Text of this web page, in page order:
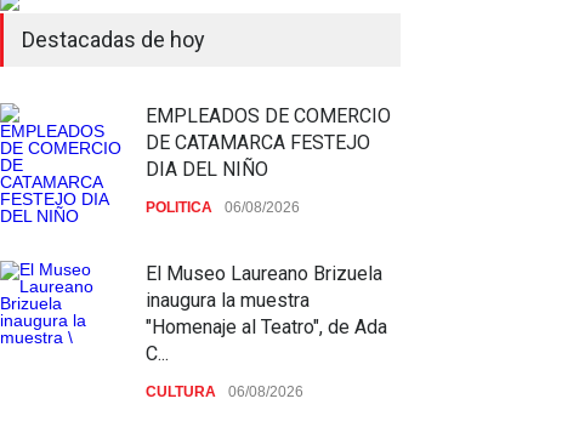
Destacadas de hoy
EMPLEADOS DE COMERCIO
DE CATAMARCA FESTEJO
DIA DEL NIÑO
POLITICA 06/08/2026
El Museo Laureano Brizuela
inaugura la muestra
"Homenaje al Teatro", de Ada
C...
CULTURA 06/08/2026